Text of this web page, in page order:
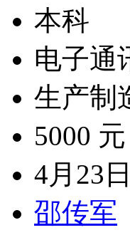
本科
电子通
生产制
5000 元
4月23日
邵传军